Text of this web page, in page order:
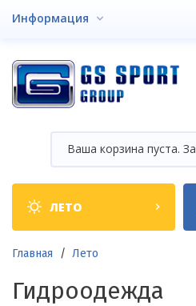
Информация
Ваша корзина пуста.
Shop
categories
ЛЕТО
Строка
навигации
Главная Лето
Гидроодежда